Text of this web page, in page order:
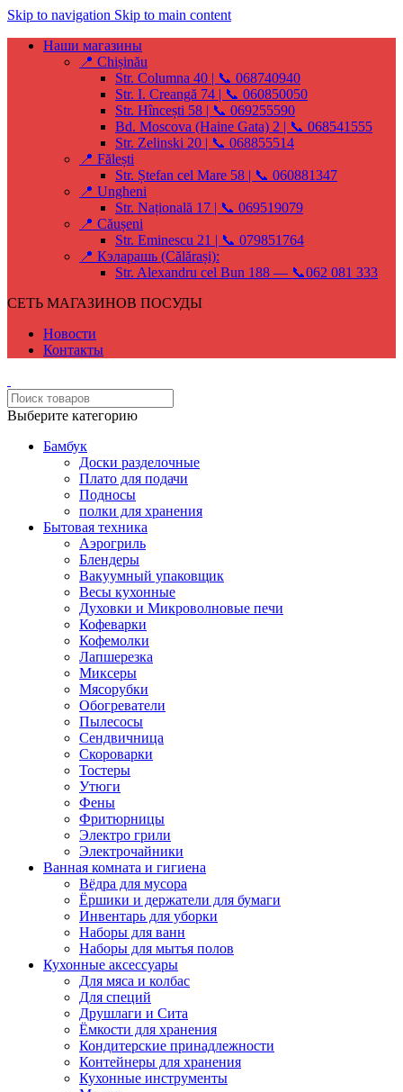
Skip to navigation Skip to main content
Наши магазины
📍 Chișinău
Str. Columna 40 | 📞 068740940
Str. I. Creangă 74 | 📞 060850050
Str. Hîncești 58 | 📞 069255590
Bd. Moscova (Haine Gata) 2 | 📞 068541555
Str. Zelinski 20 | 📞 068855514
📍 Fălești
Str. Ștefan cel Mare 58 | 📞 060881347
📍 Ungheni
Str. Națională 17 | 📞 069519079
📍 Căușeni
Str. Eminescu 21 | 📞 079851764
📍 Кэларашь (Călărași):
Str. Alexandru cel Bun 188 — 📞062 081 333
СЕТЬ МАГАЗИНОВ ПОСУДЫ
Новости
Контакты
Выберите категорию
Бамбук
Доски разделочные
Плато для подачи
Подносы
полки для хранения
Бытовая техника
Аэрогриль
Блендеры
Вакуумный упаковщик
Весы кухонные
Духовки и Микроволновые печи
Кофеварки
Кофемолки
Лапшерезка
Миксеры
Мясорубки
Обогреватели
Пылесосы
Сендвичница
Скороварки
Тостеры
Утюги
Фены
Фритюрницы
Электро грили
Электрочайники
Ванная комната и гигиена
Вёдра для мусора
Ёршики и держатели для бумаги
Инвентарь для уборки
Наборы для ванн
Наборы для мытья полов
Кухонные аксессуары
Для мяса и колбас
Для специй
Друшлаги и Сита
Ёмкости для хранения
Кондитерские принадлежности
Контейнеры для хранения
Кухонные инструменты